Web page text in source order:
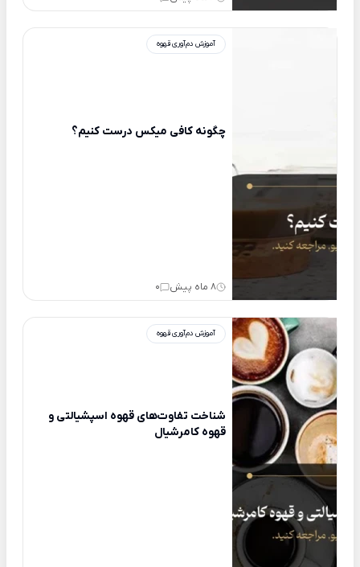
آموزش دم‌آوری قهوه
چگونه کافی میکس درست کنیم؟
8 ماه پیش 0
آموزش دم‌آوری قهوه
شناخت تفاوت‌های قهوه اسپشیالتی و
قهوه کامرشیال